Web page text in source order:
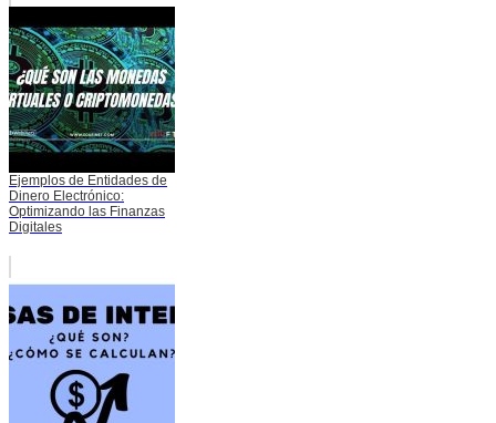
Ejemplos de Entidades de
Dinero Electrónico:
Optimizando las Finanzas
Digitales